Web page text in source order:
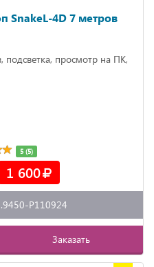
SnakeL-4D 7 метров
подсветка, просмотр на ПК,
5 (5)
1 600
P110924
Заказать